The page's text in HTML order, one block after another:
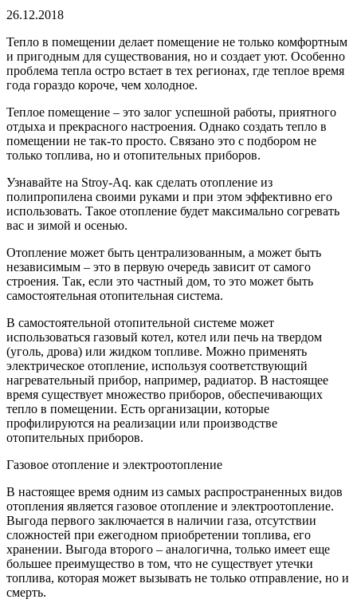
26.12.2018
Тепло в помещении делает помещение не только комфортным
и пригодным для существования, но и создает уют. Особенно
проблема тепла остро встает в тех регионах, где теплое время
года гораздо короче, чем холодное.
Теплое помещение – это залог успешной работы, приятного
отдыха и прекрасного настроения. Однако создать тепло в
помещении не так-то просто. Связано это с подбором не
только топлива, но и отопительных приборов.
Узнавайте на Stroy-Aq. как сделать отопление из
полипропилена своими руками и при этом эффективно его
использовать. Такое отопление будет максимально согревать
вас и зимой и осенью.
Отопление может быть централизованным, а может быть
независимым – это в первую очередь зависит от самого
строения. Так, если это частный дом, то это может быть
самостоятельная отопительная система.
В самостоятельной отопительной системе может
использоваться газовый котел, котел или печь на твердом
(уголь, дрова) или жидком топливе. Можно применять
электрическое отопление, используя соответствующий
нагревательный прибор, например, радиатор. В настоящее
время существует множество приборов, обеспечивающих
тепло в помещении. Есть организации, которые
профилируются на реализации или производстве
отопительных приборов.
Газовое отопление и электроотопление
В настоящее время одним из самых распространенных видов
отопления является газовое отопление и электроотопление.
Выгода первого заключается в наличии газа, отсутствии
сложностей при ежегодном приобретении топлива, его
хранении. Выгода второго – аналогична, только имеет еще
большее преимущество в том, что не существует утечки
топлива, которая может вызывать не только отправление, но и
смерть.